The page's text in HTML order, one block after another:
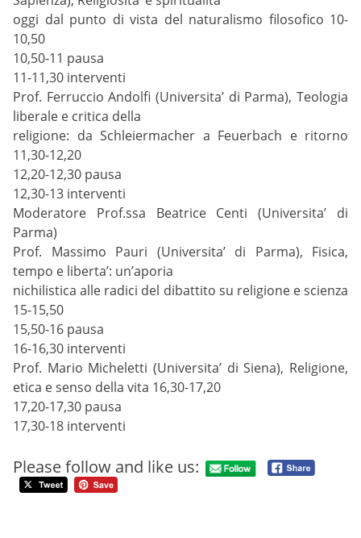
oggi dal punto di vista del naturalismo filosofico 10-
10,50
10,50-11 pausa
11-11,30 interventi
Prof. Ferruccio Andolfi (Universita’ di Parma), Teologia
liberale e critica della
religione: da Schleiermacher a Feuerbach e ritorno
11,30-12,20
12,20-12,30 pausa
12,30-13 interventi
Moderatore Prof.ssa Beatrice Centi (Universita’ di
Parma)
Prof. Massimo Pauri (Universita’ di Parma), Fisica,
tempo e liberta’: un’aporia
nichilistica alle radici del dibattito su religione e scienza
15-15,50
15,50-16 pausa
16-16,30 interventi
Prof. Mario Micheletti (Universita’ di Siena), Religione,
etica e senso della vita 16,30-17,20
17,20-17,30 pausa
17,30-18 interventi
Please follow and like us: